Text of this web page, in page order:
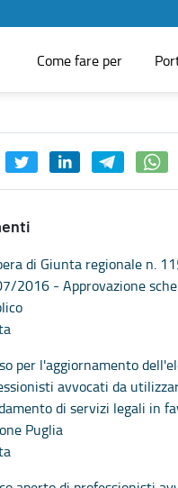
Come fare per
Puglia - Istituzione e
di Giunta regionale n.
2016 - Approvazione
per l'aggiornamento
avvocati da
di servizi legali in
Puglia